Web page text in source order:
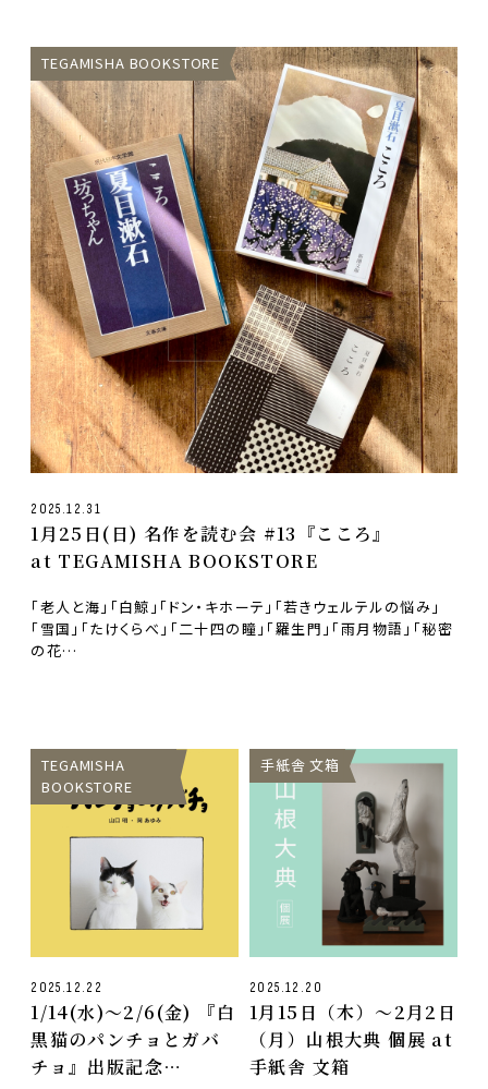
TEGAMISHA BOOKSTORE
2025.12.31
1月25日(日) 名作を読む会 #13『こころ』
at TEGAMISHA BOOKSTORE
「老人と海」「白鯨」「ドン・キホーテ」「若きウェルテルの悩み」
「雪国」「たけくらべ」「二十四の瞳」「羅生門」「雨月物語」「秘密
の花…
TEGAMISHA
BOOKSTORE
2025.12.22
1/14(水)〜2/6(金) 『白
黒猫のパンチョとガバ
チョ』出版記念
手紙舎 文箱
2025.12.20
1月15日（木）〜2月2日
（月）山根大典 個展 at
手紙舎 文箱